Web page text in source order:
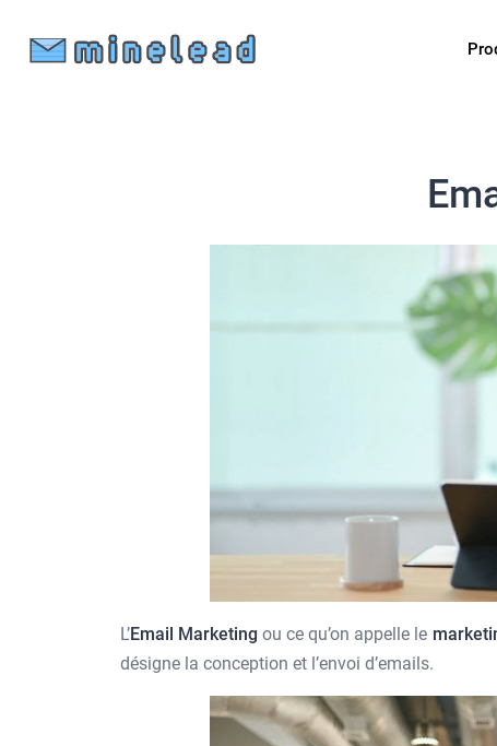
L’Email Marketing ou ce qu’on appelle le
désigne la conception et l’envoi d’emails.